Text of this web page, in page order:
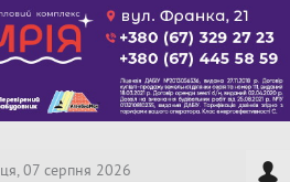
07 серпня 2026